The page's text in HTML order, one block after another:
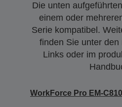
Die unten
einem oder
Serie kompatibel.
finden Sie unter den
Links oder im
WorkForce Pro EM-